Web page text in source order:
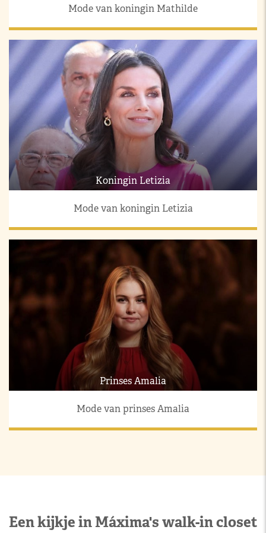
Mode van koningin Mathilde
Koningin Letizia
Mode van koningin Letizia
Prinses Amalia
Mode van prinses Amalia
Een kijkje in Máxima's walk-in closet